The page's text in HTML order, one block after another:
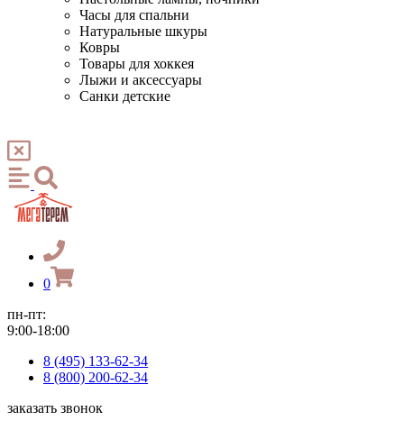
Часы для спальни
Натуральные шкуры
Ковры
Товары для хоккея
Лыжи и аксессуары
Санки детские
0
пн-пт:
9:00-18:00
8 (495) 133-62-34
8 (800) 200-62-34
заказать звонок